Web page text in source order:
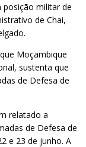
posição militar de
de Chai,
Moçambique
sustenta que
de Defesa de
relatado a
de Defesa de
e 23 de junho. A